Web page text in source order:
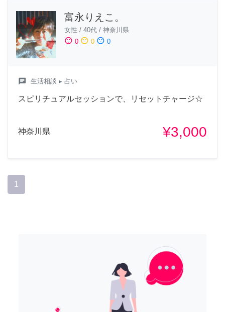
富永りえこ。
女性 / 40代 / 神奈川県
sentiment_satisfied 0 sentiment_neutral 0 sentiment_dissatisfied 0
chat 生活相談 ▸ 占い
スピリチュアルセッションで、リセットチャージ☆
神奈川県 ¥3,000
1